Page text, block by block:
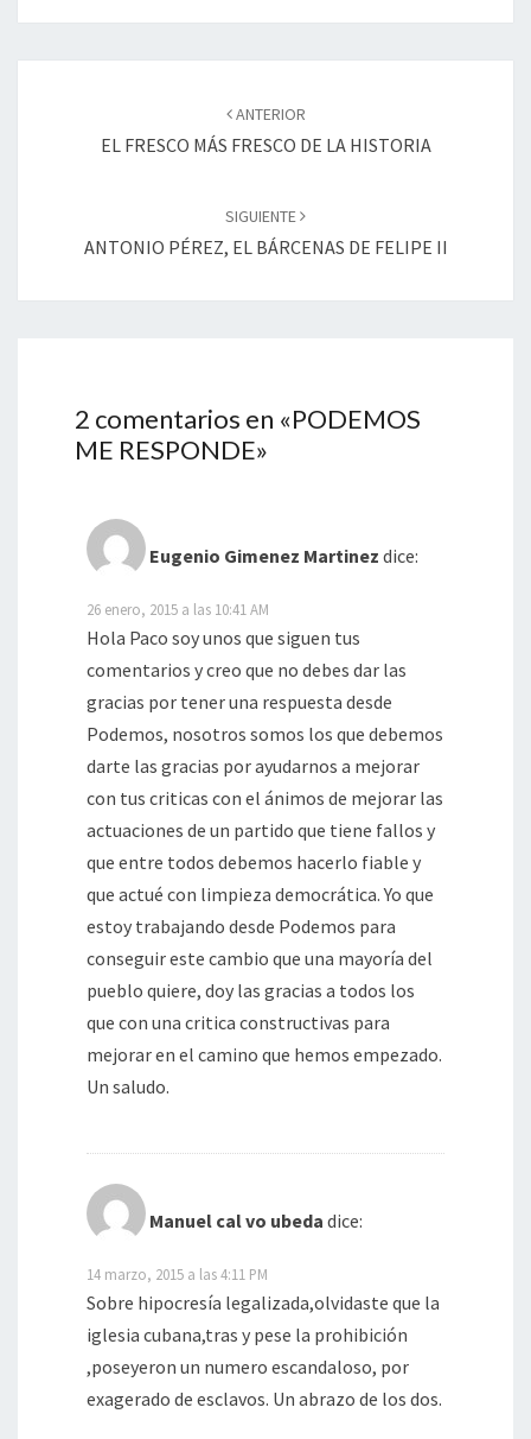
entradas
ANTERIOR
EL FRESCO MÁS FRESCO DE LA HISTORIA
SIGUIENTE
ANTONIO PÉREZ, EL BÁRCENAS DE FELIPE II
2 comentarios en «PODEMOS
ME RESPONDE»
Eugenio Gimenez Martinez dice:
26 enero, 2015 a las 10:41 AM
Hola Paco soy unos que siguen tus
comentarios y creo que no debes dar las
gracias por tener una respuesta desde
Podemos, nosotros somos los que debemos
darte las gracias por ayudarnos a mejorar
con tus criticas con el ánimos de mejorar las
actuaciones de un partido que tiene fallos y
que entre todos debemos hacerlo fiable y
que actué con limpieza democrática. Yo que
estoy trabajando desde Podemos para
conseguir este cambio que una mayoría del
pueblo quiere, doy las gracias a todos los
que con una critica constructivas para
mejorar en el camino que hemos empezado.
Un saludo.
Manuel cal vo ubeda dice:
14 marzo, 2015 a las 4:11 PM
Sobre hipocresía legalizada,olvidaste que la
iglesia cubana,tras y pese la prohibición
,poseyeron un numero escandaloso, por
exagerado de esclavos. Un abrazo de los dos.